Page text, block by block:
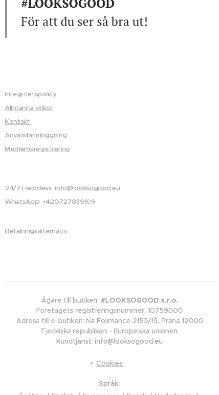
För att du ser så bra ut!
Integritetspolicy
Allmänna villkor
Kontakt
Användarinloggning
Medlemsregistrering
24/7 Helpdesk:info@looksogood.eu
WhatsApp: +420727839109
Betalningsalternativ
Ägare till butiken: #LOOKSOGOOD s.r.o.
Företagets registreringsnummer: 10759000
Adress till e-butiken: Na Folimance 2155/15, Praha 12000
Tjeckiska republiken - Europeiska unionen.
Kundtjänst: info@looksogood.eu
Cookies
Språk